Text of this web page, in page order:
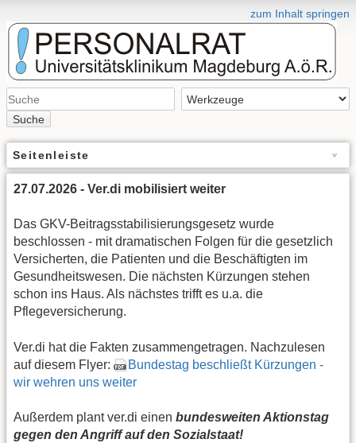
zum Inhalt springen
Suche
Seitenleiste
27.07.2026 - Ver.di mobilisiert weiter
Das GKV-Beitragsstabilisierungsgesetz wurde
beschlossen - mit dramatischen Folgen für die gesetzlich
Versicherten, die Patienten und die Beschäftigten im
Gesundheitswesen. Die nächsten Kürzungen stehen
schon ins Haus. Als nächstes trifft es u.a. die
Pflegeversicherung.
Ver.di hat die Fakten zusammengetragen. Nachzulesen
auf diesem Flyer:
Bundestag beschließt Kürzungen -
wir wehren uns weiter
Außerdem plant ver.di einen bundesweiten Aktionstag
gegen den Angriff auf den Sozialstaat!